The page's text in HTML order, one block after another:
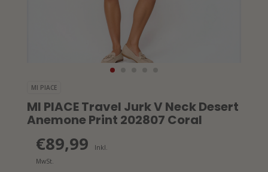
MI PIACE
MI PIACE Travel Jurk V Neck Desert
Anemone Print 202807 Coral
€89,99
Inkl.
MwSt.